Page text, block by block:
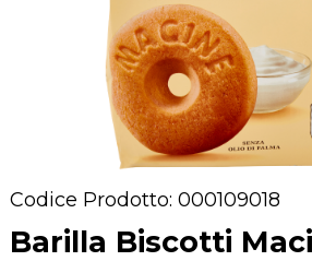
Codice Prodotto: 000109018
Barilla Biscotti